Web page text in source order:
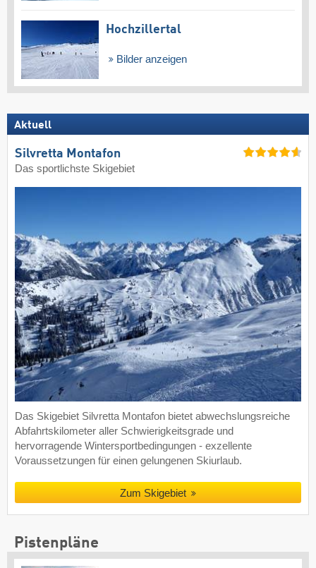
Hochzillertal
Bilder anzeigen
Aktuell
Silvretta Montafon
Das sportlichste Skigebiet
Das Skigebiet Silvretta Montafon bietet abwechslungsreiche
Abfahrtskilometer aller Schwierigkeitsgrade und
hervorragende Wintersportbedingungen - exzellente
Voraussetzungen für einen gelungenen Skiurlaub.
Zum Skigebiet
Pistenpläne